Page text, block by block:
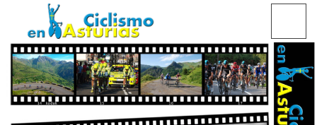
CICLISMO EN ASTURIAS